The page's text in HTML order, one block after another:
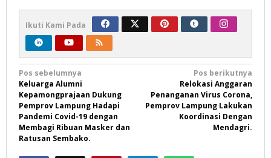
Ikuti Kami Pada
Navigasi
pos
Pos sebelumnya
Keluarga Alumni
Kepamongprajaan Dukung
Pemprov Lampung Hadapi
Pandemi Covid-19 dengan
Membagi Ribuan Masker dan
Ratusan Sembako.
Pos berikutnya
Relokasi Anggaran
Penanganan Virus Corona,
Pemprov Lampung Lakukan
Koordinasi Dengan
Mendagri.